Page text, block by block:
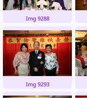
Img 9288
Img 9293